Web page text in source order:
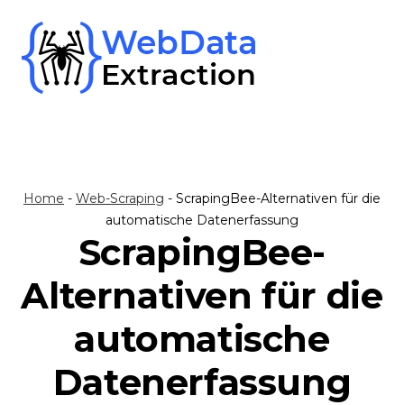
content
Home - Web-Scraping - ScrapingBee-Alternativen für die
automatische Datenerfassung
ScrapingBee-
Alternativen für die
automatische
Datenerfassung